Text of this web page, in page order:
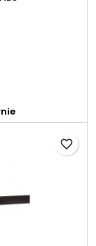
favorite_border